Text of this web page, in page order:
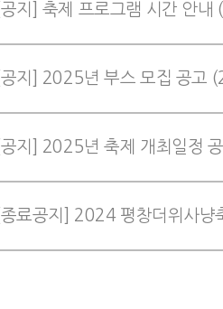
[공지] 축제 프로그램 시간 안
[공지] 2025년 부스 모집 공고
[공지] 2025년 축제 개최일정
[종료공지] 2024 평창더위사냥